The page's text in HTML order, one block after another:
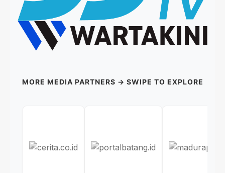
MORE MEDIA PARTNERS → SWIPE TO EXPLORE